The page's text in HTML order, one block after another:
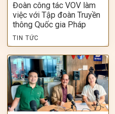
Đoàn công tác VOV làm
việc với Tập đoàn Truyền
thông Quốc gia Pháp
TIN TỨC